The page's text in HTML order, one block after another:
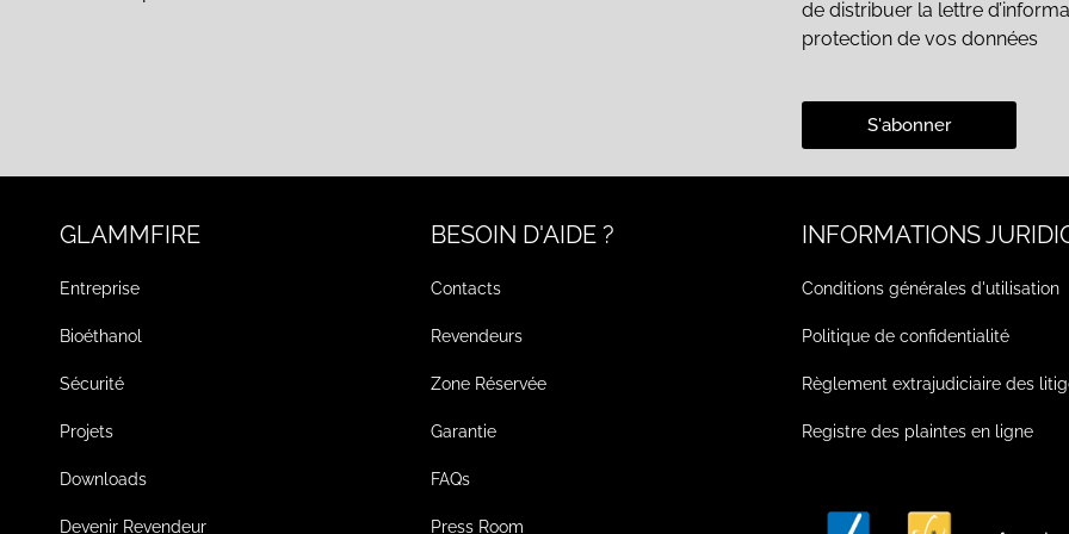
de distribuer la lettre
protection de vos données
S'abonner
GLAMMFIRE
Entreprise
Bioéthanol
Sécurité
Projets
Downloads
Devenir Revendeur
BESOIN D'AIDE ?
Contacts
Revendeurs
Zone Réservée
Garantie
FAQs
Press Room
INFORMATIONS
Conditions générales d'utilisation
Politique de confidentialité
Règlement extrajudiciaire des
Registre des plaintes en ligne